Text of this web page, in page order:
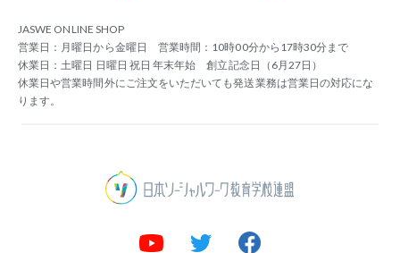
JASWE ONLINE SHOP
営業日：月曜日から金曜日 営業時間：10時00分から17時30分まで
休業日：土曜日 日曜日 祝日 年末年始 創立記念日（6月27日）
休業日や営業時間外にご注文をいただいても発送業務は営業日の対応にな
ります。